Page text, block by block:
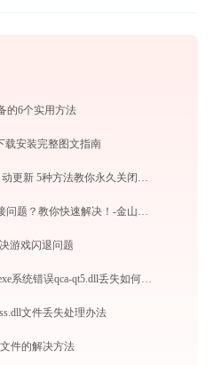
的6个实用方法
载安装完整图文指南
Win10如何彻底永久关闭自动更新 5种方法教你永久关闭win10自动更新
奔图CM9505DN打印机连接问题？教你快速解决！-金山毒霸
游戏闪退问题
snapgene SnapGene Viewer.exe系统错误qca-qt5.dll丢失如何解决
文件丢失处理办法
件的解决方法